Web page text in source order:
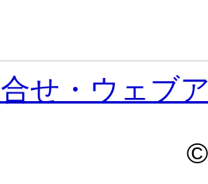
せ・ウェブ